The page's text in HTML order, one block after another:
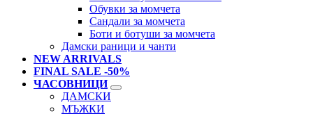
Обувки за момчета
Сандали за момчета
Боти и ботуши за момчета
Дамски раници и чанти
NEW ARRIVALS
FINAL SALE -50%
ЧАСОВНИЦИ
ДАМСКИ
МЪЖКИ